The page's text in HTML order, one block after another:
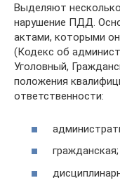
Выделяют
нарушение ПДД.
актами, которыми
(Кодекс об
Уголовный,
положения
ответственности:
гражданская;